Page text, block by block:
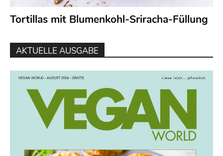
Tortillas mit Blumenkohl-Sriracha-Füllung
AKTUELLE AUSGABE